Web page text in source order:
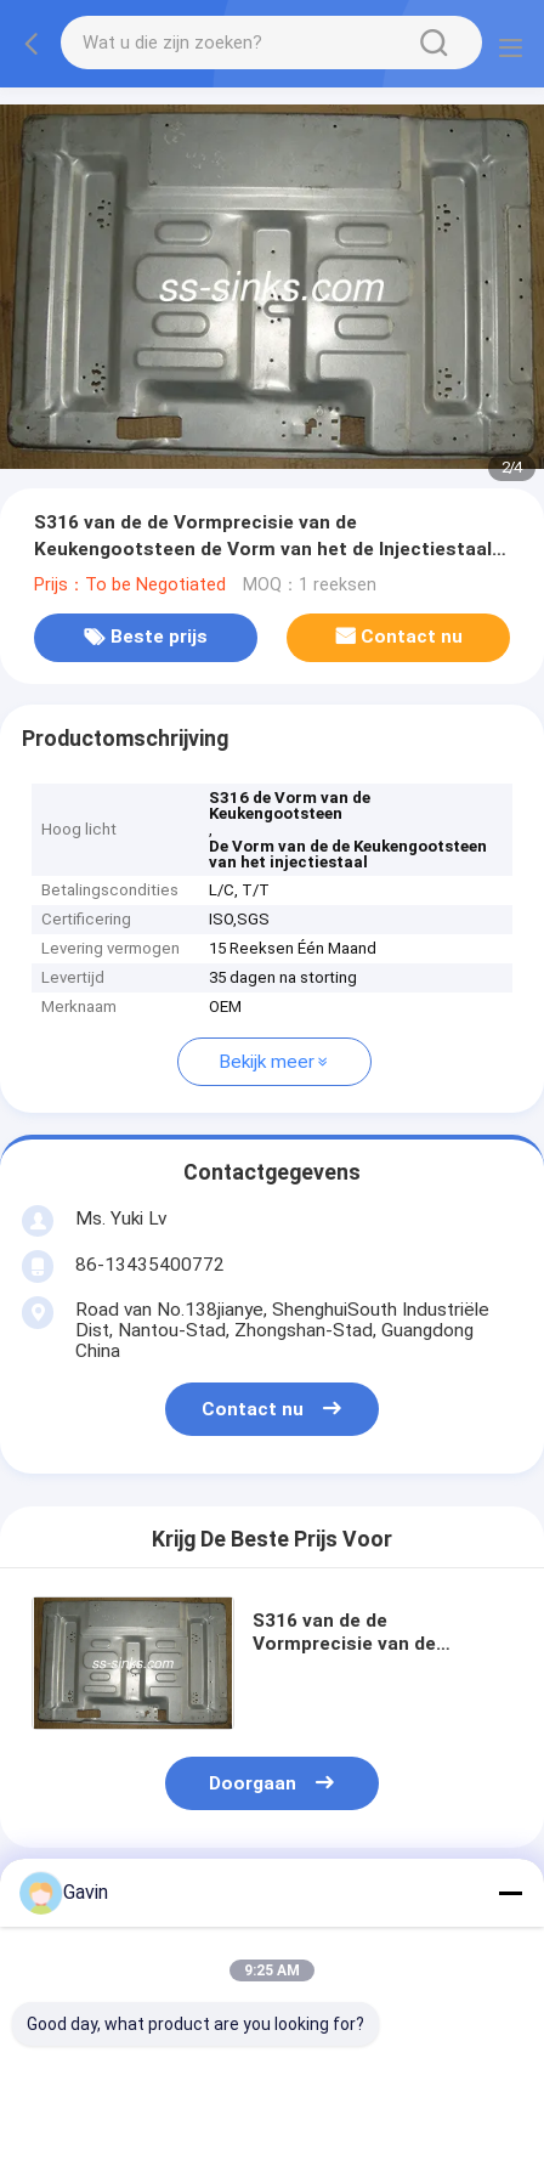
2/4
S316 van de de Vormprecisie van de
Keukengootsteen de Vorm van het de Injectiestaal
het Maken
Prijs：To be Negotiated MOQ：1 reeksen
Beste prijs Contact nu
Productomschrijving
Hoog licht
S316 de Vorm van de
Keukengootsteen
,
De Vorm van de de Keukengootsteen
van het injectiestaal
Betalingscondities
L/C, T/T
Certificering
ISO,SGS
Levering vermogen
15 Reeksen Één Maand
Levertijd
35 dagen na storting
Merknaam
OEM
Bekijk meer
Contactgegevens
Ms. Yuki Lv
86-13435400772
Road van No.138jianye, ShenghuiSouth Industriële
Dist, Nantou-Stad, Zhongshan-Stad, Guangdong
China
Contact nu
Krijg De Beste Prijs Voor
S316 van de de
Vormprecisie van de
Doorgaan
Geadviseerde Producten
Gavin
9:25 AM
Good day, what product are you looking for?